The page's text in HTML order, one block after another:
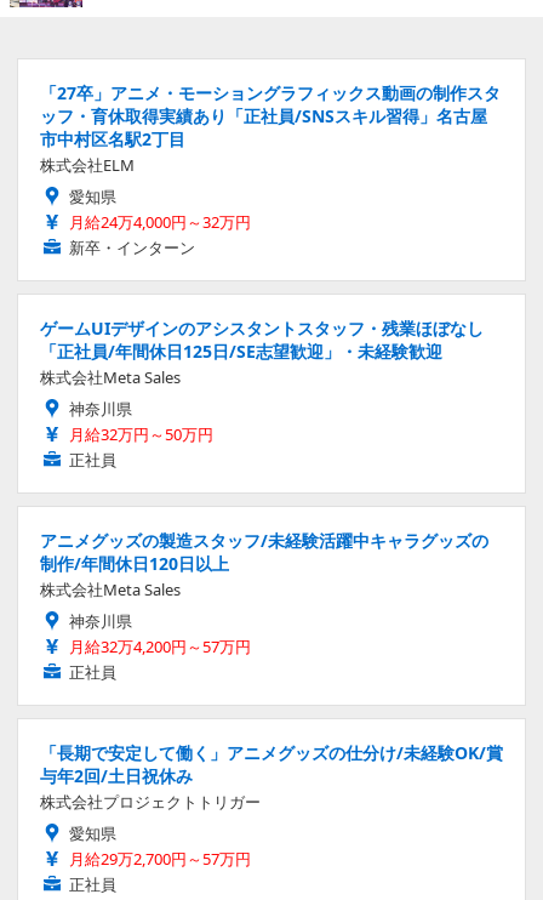
「27卒」アニメ・モーショングラフィックス動画の制作スタ
ッフ・育休取得実績あり「正社員/SNSスキル習得」名古屋
市中村区名駅2丁目
株式会社ELM
愛知県
月給24万4,000円～32万円
新卒・インターン
ゲームUIデザインのアシスタントスタッフ・残業ほぼなし
「正社員/年間休日125日/SE志望歓迎」・未経験歓迎
株式会社Meta Sales
神奈川県
月給32万円～50万円
正社員
アニメグッズの製造スタッフ/未経験活躍中キャラグッズの
制作/年間休日120日以上
株式会社Meta Sales
神奈川県
月給32万4,200円～57万円
正社員
「長期で安定して働く」アニメグッズの仕分け/未経験OK/賞
与年2回/土日祝休み
株式会社プロジェクトトリガー
愛知県
月給29万2,700円～57万円
正社員